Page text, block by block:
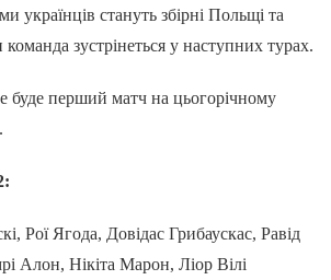
українців стануть збірні Польщі та
команда зустрінеться у наступних турах.
буде перший матч на цьогорічному
Рої Ягода, Довідас Грибаускас, Равід
Алон, Нікіта Марон, Ліор Вілі